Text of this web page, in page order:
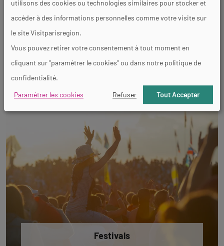
Festivals
utilisons des cookies ou technologies similaires pour stocker et
accéder à des informations personnelles comme votre visite sur
le site Visitparisregion.
Vous pouvez retirer votre consentement à tout moment en
cliquant sur "paramétrer le cookies" ou dans notre politique de
confidentialité.
Paramétrer les cookies
Refuser Tout Accepter